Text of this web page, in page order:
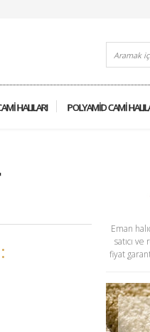
HALILARI POLYAMID CAMI
Eman
satıcı
fiyat